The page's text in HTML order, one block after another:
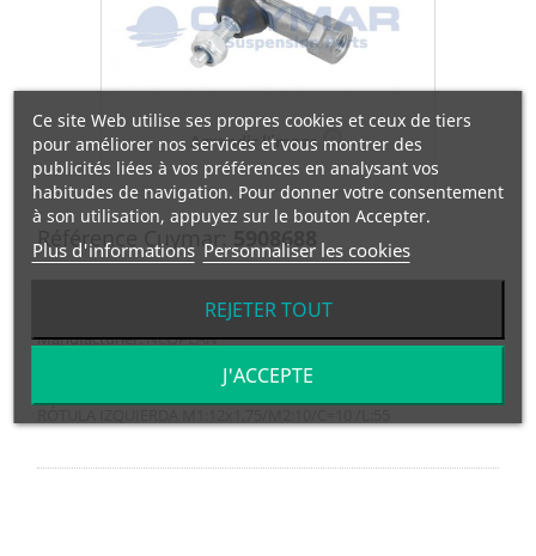
Agrandir l'image
Référence Cuymar: 5908688
81953016171
Manufacturier:NEOPLAN
Ce site Web utilise ses propres cookies et ceux de tiers
pour améliorer nos services et vous montrer des
publicités liées à vos préférences en analysant vos
habitudes de navigation. Pour donner votre consentement
à son utilisation, appuyez sur le bouton Accepter.
Plus d'informations Personnaliser les cookies
REJETER TOUT
J'ACCEPTE